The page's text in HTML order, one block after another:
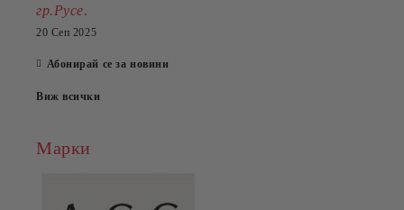
гр.Русе.
20 Сеп 2025
Абонирай се за новини
Виж всички
Марки